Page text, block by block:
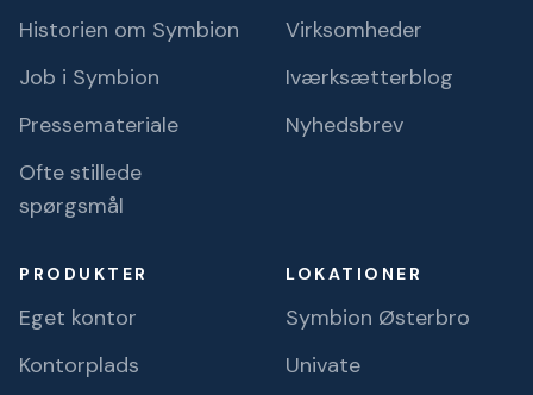
Historien om Symbion
Job i Symbion
Pressemateriale
Ofte stillede
spørgsmål
Virksomheder
Iværksætterblog
Nyhedsbrev
PRODUKTER
Eget kontor
Kontorplads
LOKATIONER
Symbion Østerbro
Univate